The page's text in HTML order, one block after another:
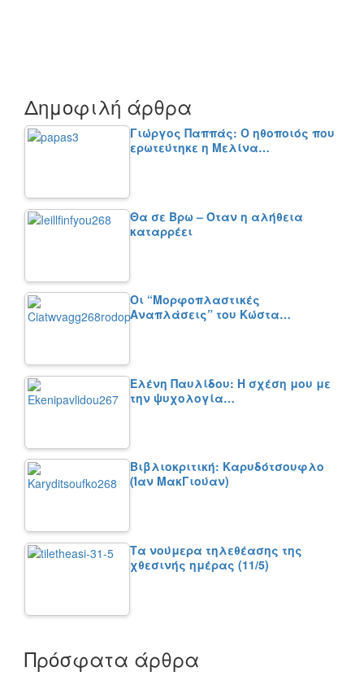
Δημοφιλή άρθρα
Γιώργος Παππάς: Ο ηθοποιός που
ερωτεύτηκε η Μελίνα…
Θα σε Βρω – Όταν η αλήθεια
καταρρέει
Οι “Μορφοπλαστικές
Αναπλάσεις” του Κώστα…
Ελένη Παυλίδου: Η σχέση μου με
την ψυχολογία…
Βιβλιοκριτική: Καρυδότσουφλο
(Ίαν ΜακΓιούαν)
Τα νούμερα τηλεθέασης της
χθεσινής ημέρας (11/5)
Πρόσφατα άρθρα